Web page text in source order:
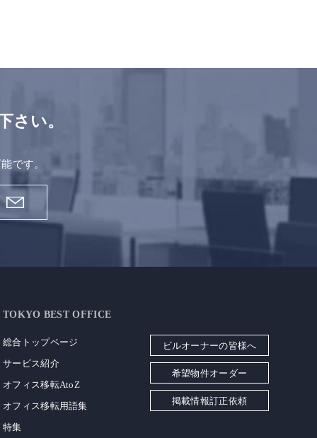
さい。
です。
TOKYO BEST OFFICE
総合トップページ
サービス紹介
オフィス移転AtoZ
オフィス移転用語集
特集
ビルオーナーの皆様へ
希望物件オーダー
掲載情報訂正依頼